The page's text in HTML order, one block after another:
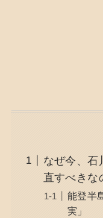
なぜ今、石
直すべきな
能登半
実」